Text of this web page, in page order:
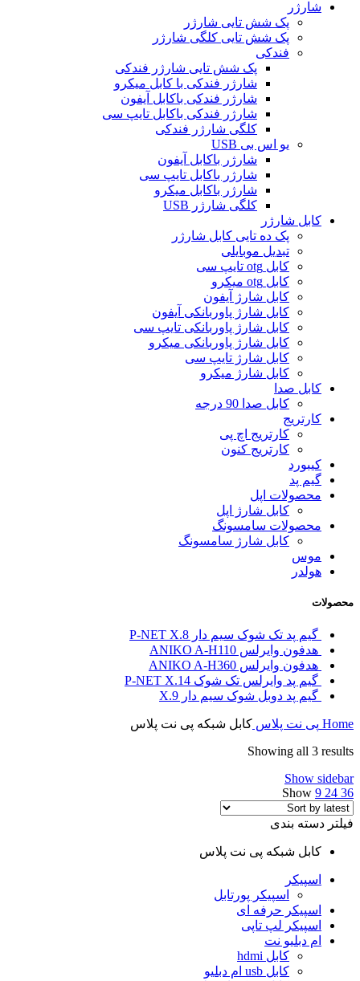
شارژر
پک شش تایی شارژر
پک شش تایی کلگی شارژر
فندکی
پک شش تایی شارژر فندکی
شارژر فندکی با کابل میکرو
شارژر فندکی باکابل آیفون
شارژر فندکی باکابل تایپ سی
کلگی شارژر فندکی
یو اس بی USB
شارژر باکابل آیفون
شارژر باکابل تایپ سی
شارژر باکابل میکرو
کلگی شارژر USB
کابل شارژر
پک ده تایی کابل شارژر
تبدیل موبایلی
کابل otg تایپ سی
کابل otg میکرو
کابل شارژ آیفون
کابل شارژ پاوربانکی آیفون
کابل شارژ پاوربانکی تایپ سی
کابل شارژ پاوربانکی میکرو
کابل شارژ تایپ سی
کابل شارژ میکرو
کابل صدا
کابل صدا 90 درجه
کارتریج
کارتریج اچ پی
کارتریج کنون
کیبورد
گیم پد
محصولات اپل
کابل شارژ اپل
محصولات سامسونگ
کابل شارژ سامسونگ
موس
هولدر
محصولات
گیم پد تک شوک سیم دار P-NET X.8
هدفون وایرلس ANIKO A-H110
هدفون وایرلس ANIKO A-H360
گیم پد وایرلس تک شوک P-NET X.14
گیم پد دوبل شوک سیم دار X.9
Home پی نت پلاس کابل شبکه پی نت پلاس
Showing all 3 results
Show sidebar
Show 9 24 36
فیلتر دسته بندی
کابل شبکه پی نت پلاس
اسپیکر
اسپیکر پورتابل
اسپیکر حرفه ای
اسپیکر لپ تاپی
ام دبلیو نت
کابل hdmi
کابل usb ام دبلیو